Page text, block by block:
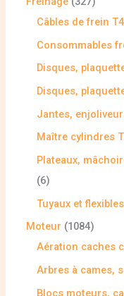
Câbles de frein T4
Consommables
Disques,
Disques,
Jantes,
Maître cylindres
Plateaux,
6
Tuyaux et
Moteur
1084
Aération caches
Arbres à cames,
Blocs moteurs,